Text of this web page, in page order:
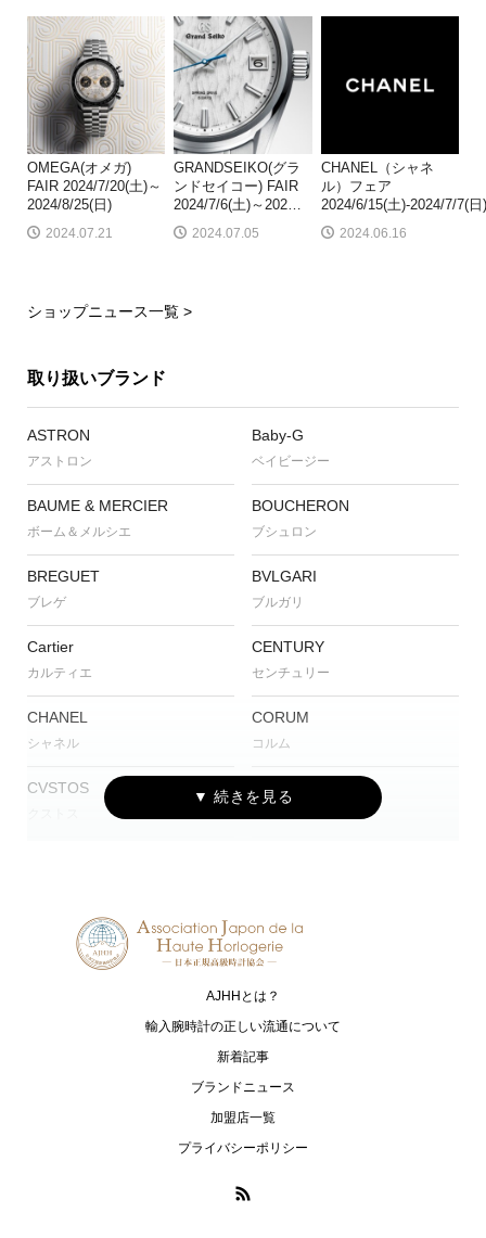
OMEGA(オメガ)
FAIR 2024/7/20(土)～
2024/8/25(日)
2024.07.21
GRANDSEIKO(グラ
ンドセイコー) FAIR
2024/7/6(土)～202…
2024.07.05
CHANEL（シャネ
ル）フェア
2024/6/15(土)-2024/7/7(日)
2024.06.16
ショップニュース一覧 >
取り扱いブランド
ASTRON
アストロン
Baby-G
ベイビージー
BAUME & MERCIER
ボーム＆メルシエ
BOUCHERON
ブシュロン
BREGUET
ブレゲ
BVLGARI
ブルガリ
Cartier
カルティエ
CENTURY
センチュリー
CHANEL
シャネル
CORUM
コルム
CVSTOS EDOX
G-SHOCK
ジーショック
HARRY WINSTON
ハリー・ウィンストン
I.T.A.
アイ･ティー･エー
アイ・ダブリュー・シー シャフハ
ローリーロドキン
AJHHとは？
輸入腕時計の正しい流通について
新着記事
ブランドニュース
加盟店一覧
プライバシーポリシー